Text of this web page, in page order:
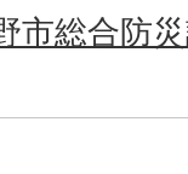
市総合防